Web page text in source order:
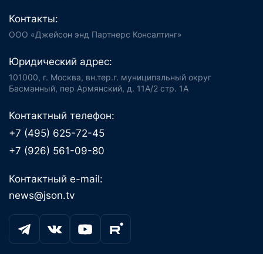
Контакты:
ООО «Джейсон энд Партнерс Консалтинг»
Юридический адрес:
101000, г. Москва, вн.тер.г. муниципальный округ
Басманный, пер Армянский, д. 11А/2 стр. 1А
Контактный телефон:
+7 (495) 625-72-45
+7 (926) 561-09-80
Контактный e-mail:
news@json.tv